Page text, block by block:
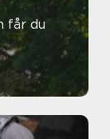
får du